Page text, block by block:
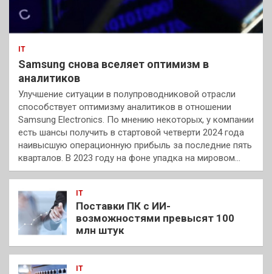
IT
Samsung снова вселяет оптимизм в
аналитиков
Улучшение ситуации в полупроводниковой отрасли
способствует оптимизму аналитиков в отношении
Samsung Electronics. По мнению некоторых, у компании
есть шансы получить в стартовой четверти 2024 года
наивысшую операционную прибыль за последние пять
кварталов. В 2023 году на фоне упадка на мировом…
IT
Поставки ПК с ИИ-
возможностями превысят 100
млн штук
IT